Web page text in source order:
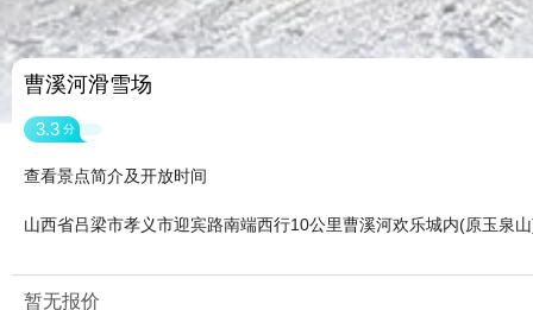
曹溪河滑雪场
3.3 分
查看景点简介及开放时间
山西省吕梁市孝义市迎宾路南端西行10公里曹溪河欢乐城内(原玉泉
暂无报价